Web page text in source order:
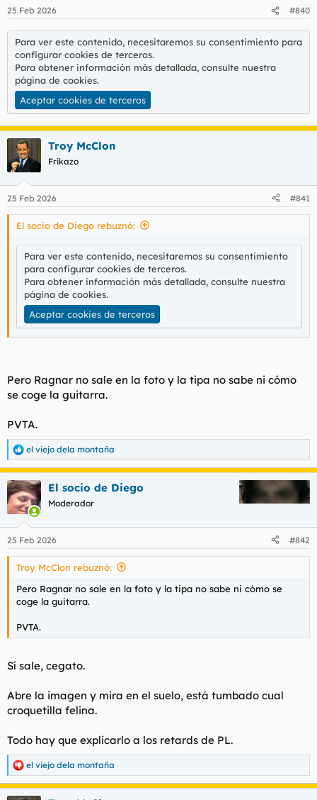
25 Feb 2026 #840
Para ver este contenido, necesitaremos su consentimiento para
configurar cookies de terceros.
Para obtener información más detallada, consulte nuestra
página de cookies.
Aceptar cookies de terceros
Troy McClon
Frikazo
25 Feb 2026 #841
El socio de Diego rebuznó:
Para ver este contenido, necesitaremos su consentimiento
para configurar cookies de terceros.
Para obtener información más detallada, consulte nuestra
página de cookies.
Aceptar cookies de terceros
Pero Ragnar no sale en la foto y la tipa no sabe ni cómo
se coge la guitarra.
PVTA.
R
e
c
c
i
e
s
el viejo dela montaña
El socio de Diego
Moderador
25 Feb 2026 #842
Troy McClon rebuznó:
Pero Ragnar no sale en la foto y la tipa no sabe ni cómo se
coge la guitarra.
PVTA.
Sí sale, cegato.
Abre la imagen y mira en el suelo, está tumbado cual
croquetilla felina.
Todo hay que explicarlo a los retards de PL.
R
e
el viejo dela montaña